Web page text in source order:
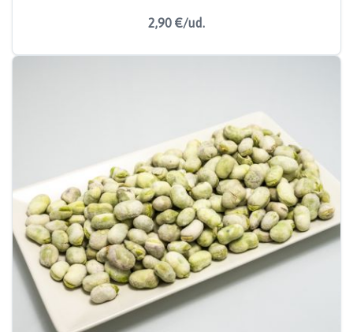
2,90 €/ud.